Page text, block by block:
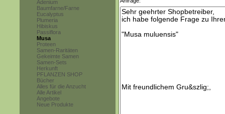
Adenium
Baumfarne/Farne
Eucalyptus
Plumeria
Hibiskus
Passiflora
Musa
Proteen
Samen-Raritäten
Gekeimte Samen
Samen-Sets
Herkunft
PFLANZEN SHOP
Bücher
Alles für die Anzucht
Alle Artikel
Angebote
Neue Produkte